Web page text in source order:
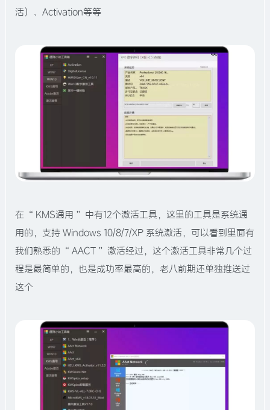
活）、Activation等等
在 “ KMS通用 ” 中有12个激活工具，这里的工具是系统通
用的，支持 Windows 10/8/7/XP 系统激活，可以看到里面有
我们熟悉的 “ AACT ” 激活经过，这个激活工具非常几个过
程是最简单的，也是成功率最高的，老八前期还单独推送过
这个